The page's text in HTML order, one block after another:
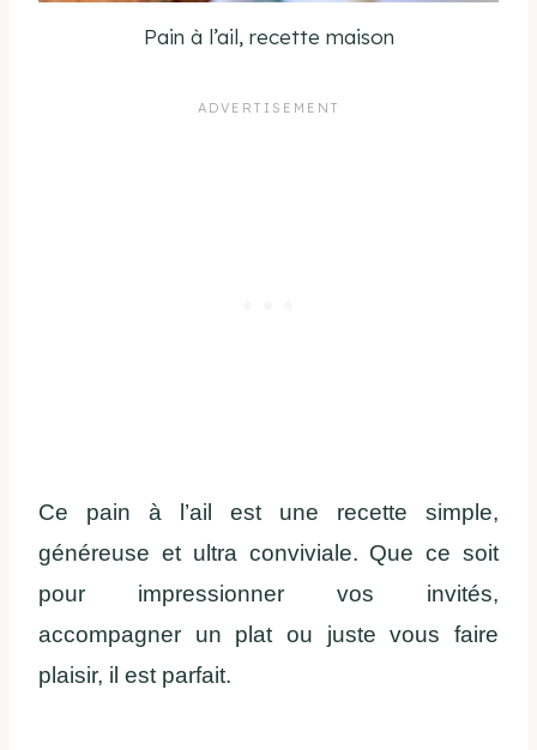
Pain à l’ail, recette maison
Ce pain à l’ail est une recette simple,
généreuse et ultra conviviale. Que ce soit
pour impressionner vos invités,
accompagner un plat ou juste vous faire
plaisir, il est parfait.